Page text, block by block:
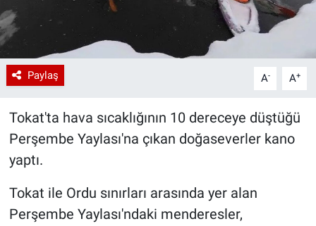
Paylaş A- A+
Tokat'ta hava sıcaklığının 10 dereceye düştüğü
Perşembe Yaylası'na çıkan doğaseverler kano
yaptı.
Tokat ile Ordu sınırları arasında yer alan
Perşembe Yaylası'ndaki menderesler,